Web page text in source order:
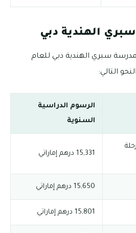
الهندية دبي
سبري الهندية دبي للعام
الرسوم الدراسية
السنوية
15,331 درهم إماراتي
15,650 درهم إماراتي
15,801 درهم إماراتي